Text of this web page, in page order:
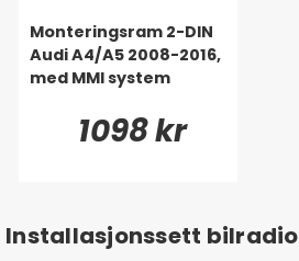
Monteringsram 2-DIN
Audi A4/A5 2008-2016,
med MMI system
1098 kr
Installasjonssett bilradio